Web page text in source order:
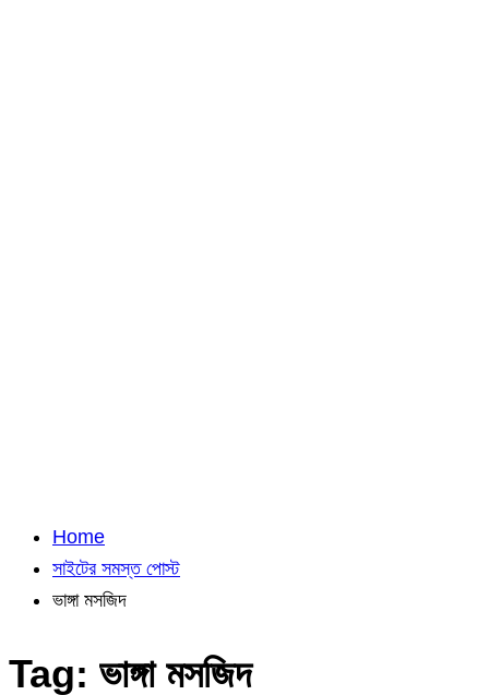
Home
সাইটের সমস্ত পোস্ট
ভাঙ্গা মসজিদ
Tag: ভাঙ্গা মসজিদ